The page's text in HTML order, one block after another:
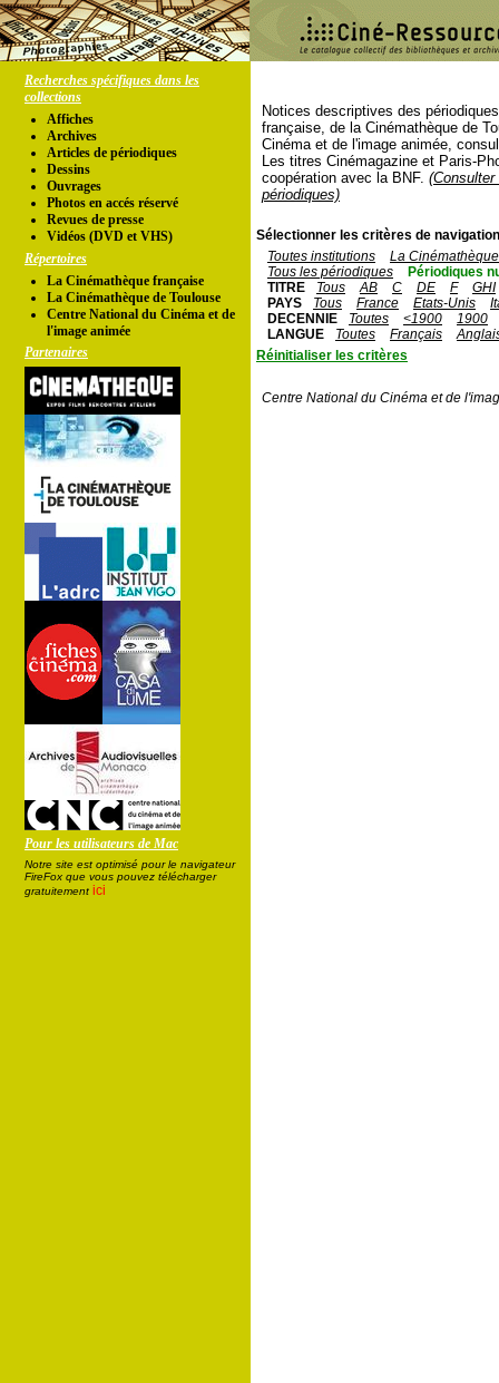
Recherches spécifiques dans les
collections
Affiches
Archives
Articles de périodiques
Dessins
Ouvrages
Photos en accés réservé
Revues de presse
Vidéos (DVD et VHS)
Répertoires
La Cinémathèque française
La Cinémathèque de Toulouse
Centre National du Cinéma et de
l'image animée
Partenaires
Pour les utilisateurs de Mac
Notre site est optimisé pour le navigateur
FireFox que vous pouvez télécharger
gratuitement ici
Notices descriptives des
française, de la Cinémathèque de
Cinéma et de l'image animée,
Les titres Cinémagazine et Paris-
coopération avec la BNF.
périodiques)
Sélectionner les critères de
Toutes institutions
La
Tous les périodiques
Périodiques
TITRE
Tous AB C DE F
GHI
PAYS
Tous France Etats-Unis
DECENNIE
Toutes <1900
1900
LANGUE
Toutes Français
Réinitialiser les critères
Centre National du Cinéma et de